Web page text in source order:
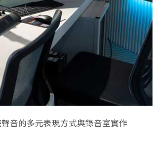
音的多元表現方式與錄音室實作